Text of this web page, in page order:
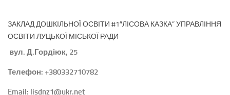
ЗАКЛАД ДОШКІЛЬНОЇ ОСВІТИ #1″ЛІСОВА КАЗКА” УПРАВЛІННЯ
ОСВІТИ ЛУЦЬКОЇ МІСЬКОЇ РАДИ
вул. Д.Гордіюк, 25
Телефон: +380332710782
Email: lisdnz1@ukr.net